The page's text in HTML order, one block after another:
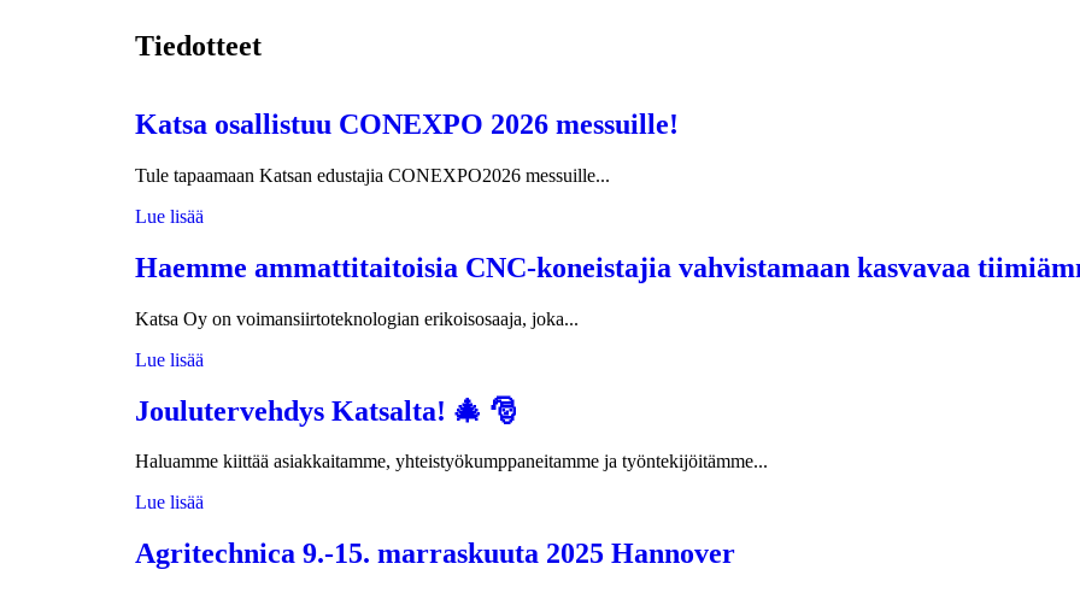
Tiedotteet
Katsa osallistuu CONEXPO 2026 messuille!
Tule tapaamaan Katsan edustajia CONEXPO2026 messuille...
Lue lisää
Haemme ammattitaitoisia CNC-koneistajia vahvistamaan kasvavaa
Katsa Oy on voimansiirtoteknologian erikoisosaaja, joka...
Lue lisää
Joulutervehdys Katsalta! 🎄 🎅
Haluamme kiittää asiakkaitamme, yhteistyökumppaneitamme ja työntekijöitämme...
Lue lisää
Agritechnica 9.-15. marraskuuta 2025 Hannover